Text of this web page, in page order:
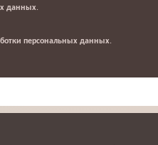
данных.
персональных данных.